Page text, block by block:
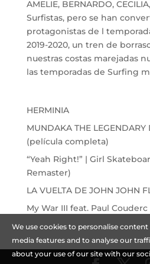
AMELIE, BERNARDO,
Surfistas, pero se han
protagonistas de l
2019-2020, un tren de
nuestras costas marejadas
las temporadas de Surfing
HERMINIA
MUNDAKA THE LEGENDARY
(película completa)
“Yeah Right!” | Girl
Remaster)
LA VUELTA DE JOHN JOHN
My War III feat. Paul Couderc
We use cookies to personalise
media features and to analyse our
about your use of our site with our